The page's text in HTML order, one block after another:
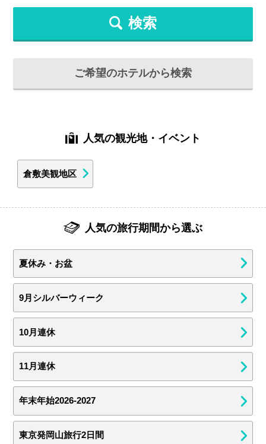
検索
ご希望のホテルから検索
人気の観光地・イベント
倉敷美観地区
人気の旅行期間から選ぶ
夏休み・お盆
9月シルバーウィーク
10月連休
11月連休
年末年始2026-2027
東京発岡山旅行2日間